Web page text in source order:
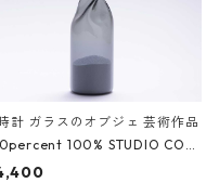
計 ガラスのオブジェ 芸術作品
100% STUDIO COH
Timeless 100パーセント ス